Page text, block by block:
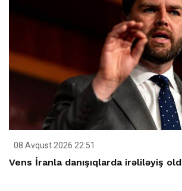
08 Avqust 2026 22:51
Vens İranla danışıqlarda irəliləyiş